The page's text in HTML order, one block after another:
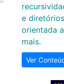
e
orientada
mais.
Ver